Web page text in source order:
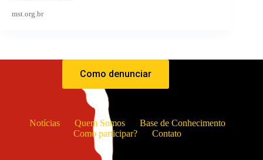
mst.org.br
Como denunciar
Notícias Quem Somos
Base de Conhecimento
Como participar?
Contato